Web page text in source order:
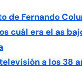
de Fernando
cuál era el as
a los 38